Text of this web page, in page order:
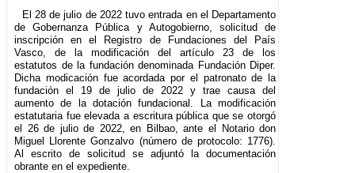
El 28 de julio de 2022 tuvo entrada en el Departamento
de Gobernanza Pública y Autogobierno, solicitud de
inscripción en el Registro de Fundaciones del País
Vasco, de la modificación del artículo 23 de los
estatutos de la fundación denominada Fundación Diper.
Dicha modicación fue acordada por el patronato de la
fundación el 19 de julio de 2022 y trae causa del
aumento de la dotación fundacional. La modificación
estatutaria fue elevada a escritura pública que se otorgó
el 26 de julio de 2022, en Bilbao, ante el Notario don
Miguel Llorente Gonzalvo (número de protocolo: 1776).
Al escrito de solicitud se adjuntó la documentación
obrante en el expediente.